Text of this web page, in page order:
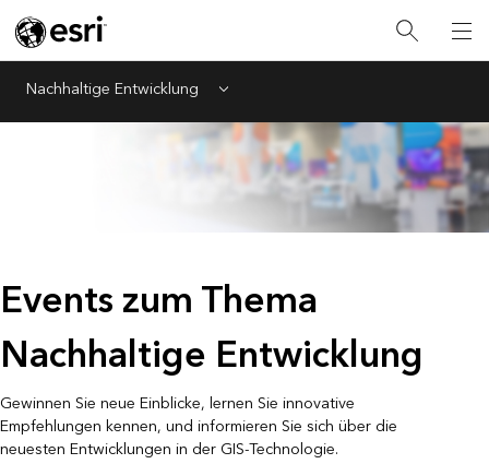
Nachhaltige Entwicklung Menu
Events zum Thema
Nachhaltige Entwicklung
Gewinnen Sie neue Einblicke, lernen Sie innovative
Empfehlungen kennen, und informieren Sie sich über die
neuesten Entwicklungen in der GIS-Technologie.